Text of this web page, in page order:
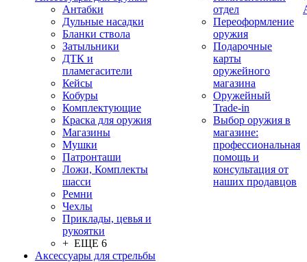
Антабки
Дульные насадки
Бланки ствола
Затыльники
ДТК и
пламегасители
Кейсы
Кобуры
Комплектующие
Краска для оружия
Магазины
Мушки
Патронташи
Ложи, Комплекты
шасси
Ремни
Чехлы
Приклады, цевья и
рукоятки
+ ЕЩЕ 6
Аксессуары для стрельбы
отдел
Переоформление
оружия
Подарочные
карты
оружейного
магазина
Оружейный
Trade-in
Выбор оружия в
магазине:
профессиональная
помощь и
консультация от
наших продавцов